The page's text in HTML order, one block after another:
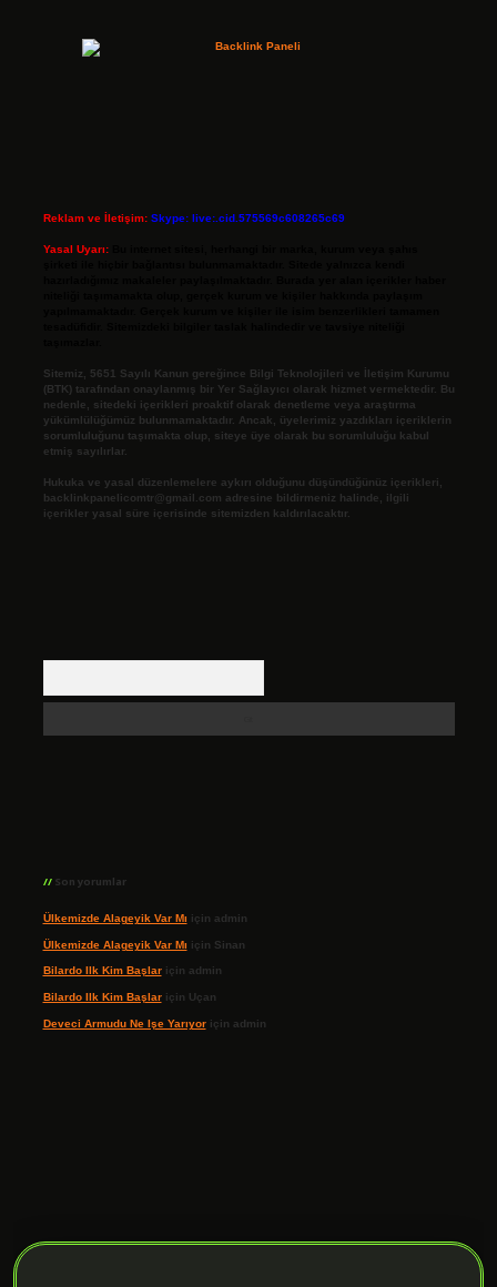
Reklam ve İletişim: Skype: live:.cid.575569c608265c69
Yasal Uyarı:
Sitemiz, 5651 Sayılı Kanun gereğince Bilgi Teknolojileri ve İletişim Kurumu
(BTK) tarafından onaylanmış bir Yer Sağlayıcı olarak hizmet vermektedir. Bu
nedenle, sitedeki içerikleri proaktif olarak denetleme veya araştırma
yükümlülüğümüz bulunmamaktadır. Ancak, üyelerimiz yazdıkları içeriklerin
sorumluluğunu taşımakta olup, siteye üye olarak bu sorumluluğu kabul
etmiş sayılırlar.
Hukuka ve yasal düzenlemelere aykırı olduğunu düşündüğünüz içerikleri,
backlinkpanelicomtr@gmail.com adresine bildirmeniz halinde, ilgili
içerikler yasal süre içerisinde sitemizden kaldırılacaktır.
Son yorumlar
Ülkemizde Alageyik Var Mı için admin
Ülkemizde Alageyik Var Mı için Sinan
Bilardo Ilk Kim Başlariçin admin
Bilardo Ilk Kim Başlariçin Uçan
Deveci Armudu Ne Işe Yarıyoriçin admin